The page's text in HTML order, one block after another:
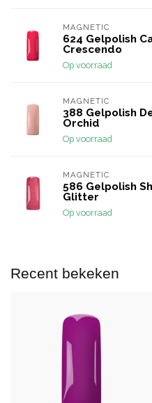
MAGNETIC
624 Gelpolish
Crescendo
Op voorraad
MAGNETIC
388 Gelpolish
Orchid
Op voorraad
MAGNETIC
586 Gelpolish
Glitter
Op voorraad
Recent bekeken